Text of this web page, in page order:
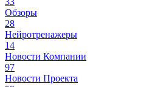
Обзоры
28
Нейротренажеры
14
Новости Компании
97
Новости Проекта